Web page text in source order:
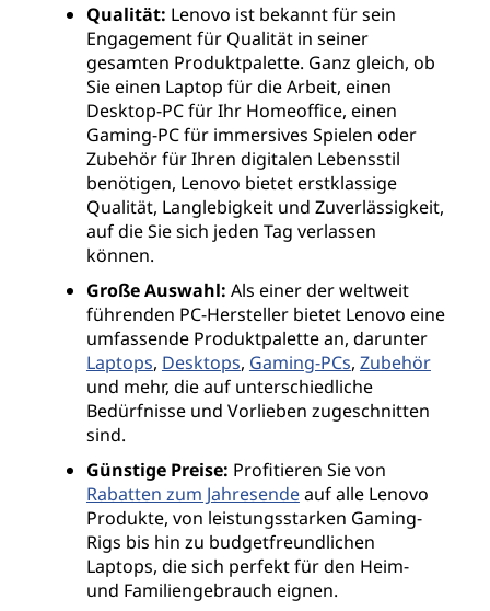
Qualität: Lenovo ist bekannt für sein
Engagement für Qualität in seiner
gesamten Produktpalette. Ganz gleich, ob
Sie einen Laptop für die Arbeit, einen
Desktop-PC für Ihr Homeoffice, einen
Gaming-PC für immersives Spielen oder
Zubehör für Ihren digitalen Lebensstil
benötigen, Lenovo bietet erstklassige
Qualität, Langlebigkeit und Zuverlässigkeit,
auf die Sie sich jeden Tag verlassen
können.
Große Auswahl: Als einer der weltweit
führenden PC-Hersteller bietet Lenovo eine
umfassende Produktpalette an, darunter
Laptops, Desktops, Gaming-PCs, Zubehör
und mehr, die auf unterschiedliche
Bedürfnisse und Vorlieben zugeschnitten
sind.
Günstige Preise: Profitieren Sie von
Rabatten zum Jahresendeauf alle Lenovo
Produkte, von leistungsstarken Gaming-
Rigs bis hin zu budgetfreundlichen
Laptops, die sich perfekt für den Heim-
und Familiengebrauch eignen.